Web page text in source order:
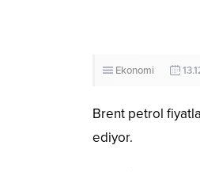
Ekonomi
Brent petrol
ediyor.